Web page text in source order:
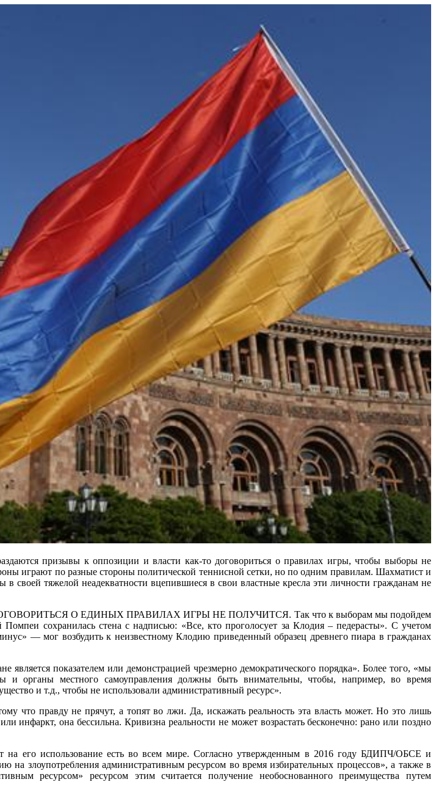
призывы к оппозиции и власти как-то договориться о правилах игры, чтобы выборы не
играют по разные стороны политической теннисной сетки, но по одним правилам. Шахматист и
своей тяжелой неадекватности вцепившиеся в свои властные кресла эти личности гражданам не
О ЕДИНЫХ ПРАВИЛАХ ИГРЫ НЕ ПОЛУЧИТСЯ. Так что к выборам мы подойдем
сохранилась стена с надписью: «Все, кто проголосует за Клодия – педерасты». С учетом
— мог возбудить к неизвестному Клодию приведенный образец древнего пиара в гражданах
показателем или демонстрацией чрезмерно демократического порядка». Более того, «мы
и органы местного самоуправления должны быть внимательны, чтобы, например, во время
и т.д., чтобы не использовали административный ресурс».
что правду не прячут, а топят во лжи. Да, искажать реальность эта власть может. Но это лишь
инфаркт, она бессильна. Кривизна реальности не может возрастать бесконечно: рано или поздно
на его использование есть во всем мире. Согласно утвержденным в 2016 году БДИПЧ/ОБСЕ и
злоупотребления административным ресурсом во время избирательных процессов», а также в
ресурсом» ресурсом этим считается получение необоснованного преимущества путем